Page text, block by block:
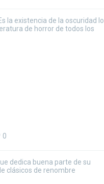
la existencia de la oscuridad lo
de horror de todos los
0
dedica buena parte de su
clásicos de renombre